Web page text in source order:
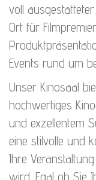
voll
Ort für
Events rund um
Unser Kinosaal
hochwertiges
und exzellentem
eine stilvolle und
Ihre
wird. Egal ob Sie